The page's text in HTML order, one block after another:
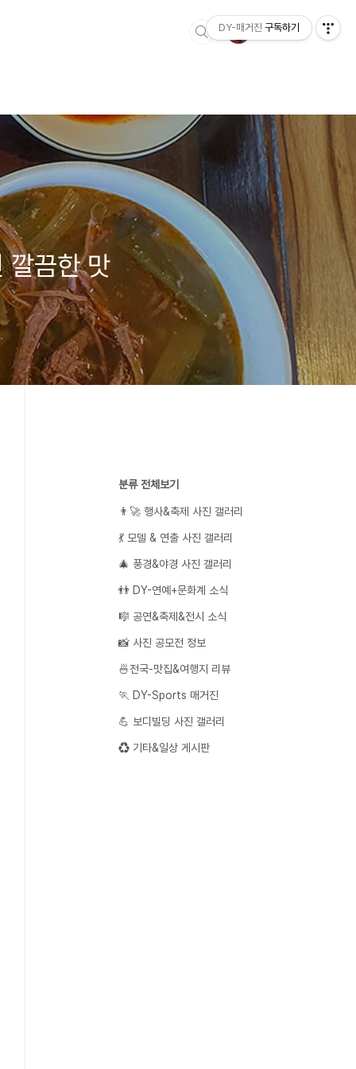
깔끔한 맛
분류 전체보기
👨‍🚀 행사&축제 사진 갤러리
💃 모델 & 연출 사진 갤러리
🎄 풍경&야경 사진 갤러리
👬 DY-연예+문화계 소식
🎼 공연&축제&전시 소식
📸 사진 공모전 정보
🍜전국-맛집&여행지 리뷰
🏃 DY-Sports 매거진
💪 보디빌딩 사진 갤러리
♻️ 기타&일상 게시판
DY-매거진 구독하기